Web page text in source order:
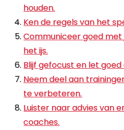
houden.
Ken de regels van het
Communiceer goed
het ijs.
Blijf gefocust en let
Neem deel aan
te verbeteren.
Luister naar advies van
coaches.